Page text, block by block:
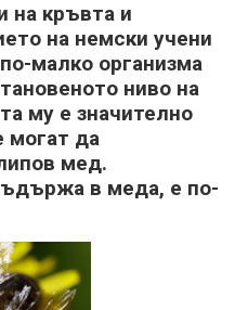
на кръвта и
на немски учени
малко организма
ниво на
му е значително
могат да
мед.
в меда, е по-